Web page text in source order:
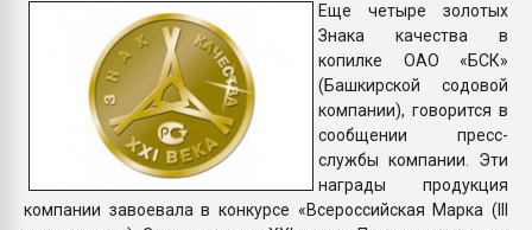
ПЕРЕЙТИ НА
Еще четыре золотых
Знака качества в
копилке ОАО «БСК»
(Башкирской содовой
компании), говорится в
сообщении пресс-
службы компании. Эти
награды продукция
компании завоевала в конкурсе «Всероссийская Марка (III